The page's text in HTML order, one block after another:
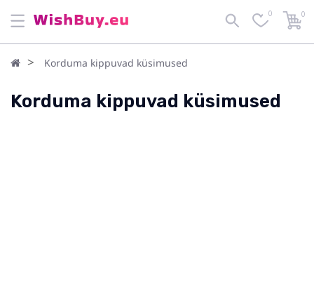
0 0
Korduma kippuvad küsimused
Korduma kippuvad küsimused